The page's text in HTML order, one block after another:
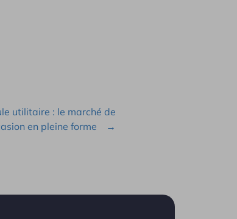
utilitaire : le marché de
en pleine forme